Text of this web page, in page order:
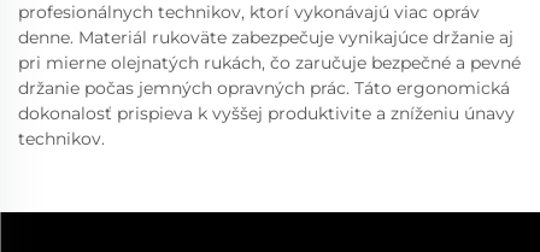
profesionálnych technikov, ktorí vykonávajú viac opráv
denne. Materiál rukoväte zabezpečuje vynikajúce držanie aj
pri mierne olejnatých rukách, čo zaručuje bezpečné a pevné
držanie počas jemných opravných prác. Táto ergonomická
dokonalosť prispieva k vyššej produktivite a zníženiu únavy
technikov.